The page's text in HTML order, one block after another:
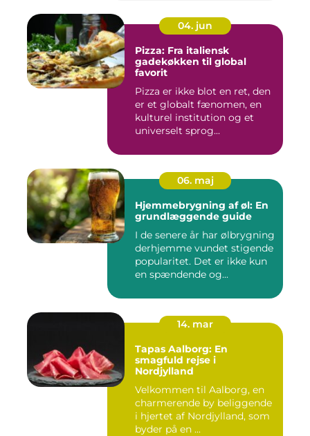
04. jun
Pizza: Fra italiensk
gadekøkken til global
favorit
Pizza er ikke blot en ret, den
er et globalt fænomen, en
kulturel institution og et
universelt sprog...
06. maj
Hjemmebrygning af øl: En
grundlæggende guide
I de senere år har ølbrygning
derhjemme vundet stigende
popularitet. Det er ikke kun
en spændende og...
14. mar
Tapas Aalborg: En
smagfuld rejse i
Nordjylland
Velkommen til Aalborg, en
charmerende by beliggende
i hjertet af Nordjylland, som
byder på en ...